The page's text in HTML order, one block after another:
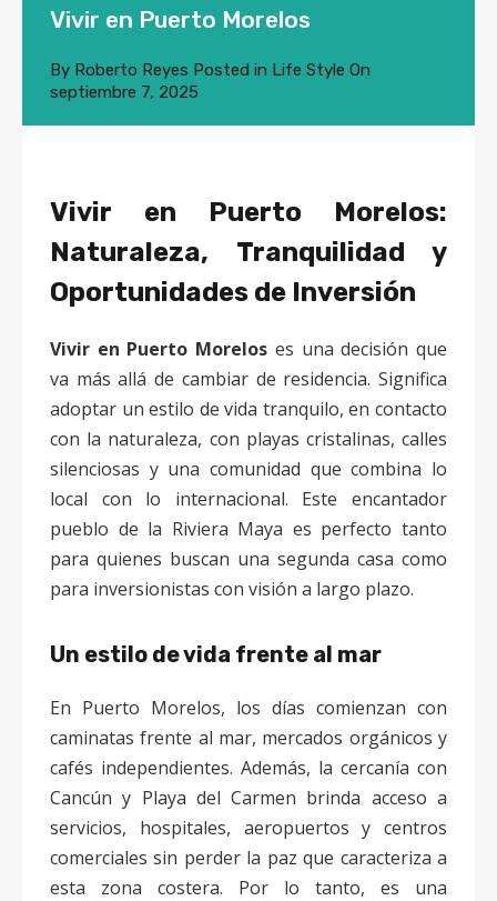
Vivir en Puerto Morelos
By Roberto Reyes Posted in Life Style On
septiembre 7, 2025
Vivir en Puerto Morelos:
Naturaleza, Tranquilidad y
Oportunidades de Inversión
Vivir en Puerto Morelos es una decisión que
va más allá de cambiar de residencia. Significa
adoptar un estilo de vida tranquilo, en contacto
con la naturaleza, con playas cristalinas, calles
silenciosas y una comunidad que combina lo
local con lo internacional. Este encantador
pueblo de la Riviera Maya es perfecto tanto
para quienes buscan una segunda casa como
para inversionistas con visión a largo plazo.
Un estilo de vida frente al mar
En Puerto Morelos, los días comienzan con
caminatas frente al mar, mercados orgánicos y
cafés independientes. Además, la cercanía con
Cancún y Playa del Carmen brinda acceso a
servicios, hospitales, aeropuertos y centros
comerciales sin perder la paz que caracteriza a
esta zona costera. Por lo tanto, es una